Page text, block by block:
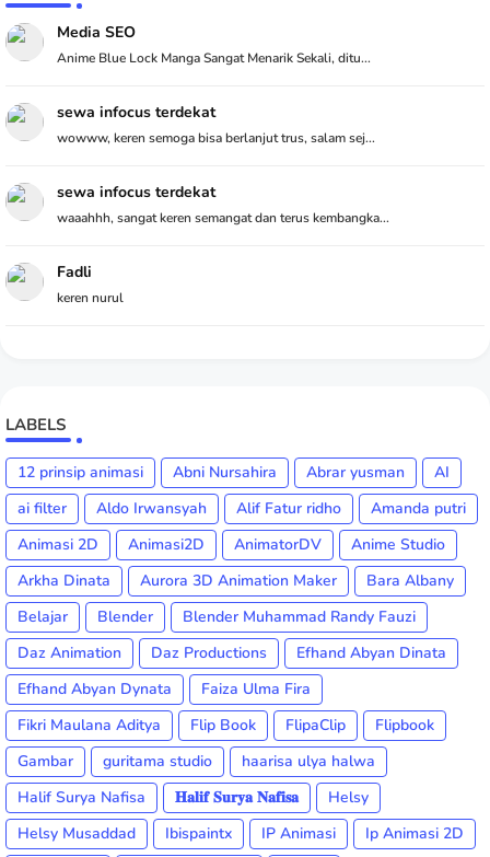
Media SEO
Anime Blue Lock Manga Sangat Menarik Sekali, ditu...
sewa infocus terdekat
wowww, keren semoga bisa berlanjut trus, salam sej...
sewa infocus terdekat
waaahhh, sangat keren semangat dan terus kembangka...
Fadli
keren nurul
LABELS
12 prinsip animasi Abni Nursahira Abrar yusman
AI
ai filter
Aldo Irwansyah Alif Fatur ridho
Amanda putri
Animasi 2D
Animasi2D AnimatorDV
Anime Studio
Arkha Dinata
Aurora 3D Animation Maker
Bara Albany
Belajar
Blender
Blender Muhammad Randy Fauzi
Daz Animation
Daz Productions
Efhand Abyan Dinata
Efhand Abyan Dynata
Faiza Ulma Fira
Fikri Maulana Aditya
Flip Book FlipaClip
Flipbook
Gambar
guritama studio
haarisa ulya halwa
Halif Surya Nafisa
𝐇𝐚𝐥𝐢𝐟 𝐒𝐮𝐫𝐲𝐚 𝐍𝐚𝐟𝐢𝐬𝐚
Helsy
Helsy Musaddad
Ibispaintx IP Animasi
Ip Animasi 2D